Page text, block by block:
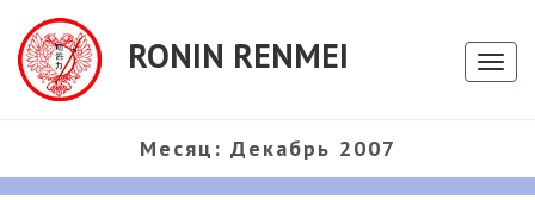
RONIN RENMEI
Месяц: Декабрь 2007